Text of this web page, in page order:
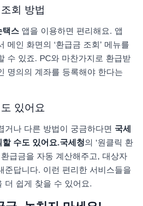
회 방법
택스 앱을 이용하면 편리해요. 앱
메인 화면의 ‘환급금 조회’ 메뉴를
수 있죠. PC와 마찬가지로 환급받
명의의 계좌를 등록해야 한다는
있어요
거나 다른 방법이 궁금하다면 국세
수도 있어요.국세청의 ‘원클릭 환
급금을 자동 계산해주고, 대상자
준답니다. 이런 편리한 서비스들을
더 쉽게 찾을 수 있어요.